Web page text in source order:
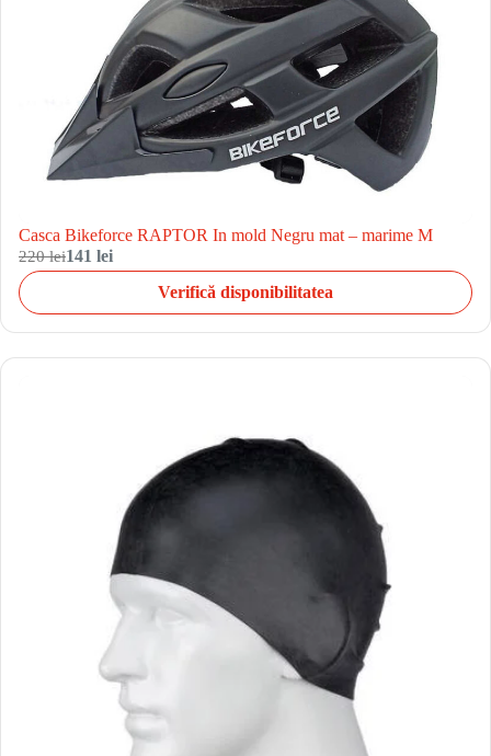
Casca Bikeforce RAPTOR In mold Negru mat – marime M
220 lei141 lei
Verifică disponibilitatea